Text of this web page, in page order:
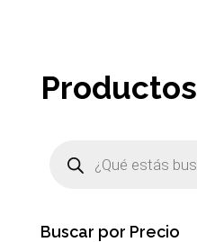
Productos
productos
Buscar por Precio